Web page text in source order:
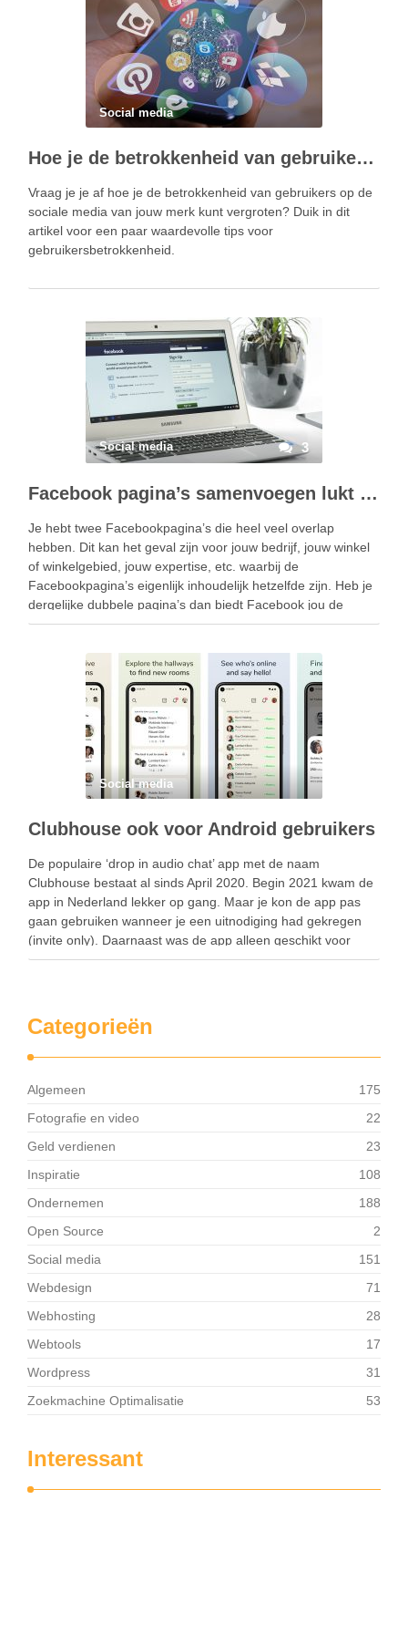
Social media
Hoe je de betrokkenheid van gebruikers kunt vergroten met behulp van marketing via sociale media
Vraag ​​je je af hoe je de betrokkenheid van gebruikers op de
sociale media van jouw merk kunt vergroten? Duik in dit
artikel voor een paar waardevolle tips voor
gebruikersbetrokkenheid.
Social media 3
Facebook pagina’s samenvoegen lukt niet
Je hebt twee Facebookpagina’s die heel veel overlap
hebben. Dit kan het geval zijn voor jouw bedrijf, jouw winkel
of winkelgebied, jouw expertise, etc. waarbij de
Facebookpagina’s eigenlijk inhoudelijk hetzelfde zijn. Heb je
dergelijke dubbele pagina’s dan biedt Facebook jou de
mogelijkheid om deze samen te voegen. Op zich gaat …
Social media
Clubhouse ook voor Android gebruikers
De populaire ‘drop in audio chat’ app met de naam
Clubhouse bestaat al sinds April 2020. Begin 2021 kwam de
app in Nederland lekker op gang. Maar je kon de app pas
gaan gebruiken wanneer je een uitnodiging had gekregen
(invite only). Daarnaast was de app alleen geschikt voor
iPhone …
Categorieën
Algemeen
175
Fotografie en video
22
Geld verdienen
23
Inspiratie
108
Ondernemen
188
Open Source
2
Social media
151
Webdesign
71
Webhosting
28
Webtools
17
Wordpress
31
Zoekmachine Optimalisatie
53
Interessant